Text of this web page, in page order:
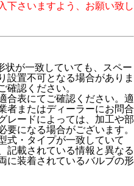
下さいますよう、お願い致し
が一致していても、スペー
設置不可となる場合がありま
確認ください。
合表にてご確認ください。適
者またはディーラーにお問合
レードによっては、加工や部
になる場合がございます。
式・タイプが一致していて
記載されている情報と異なる
に装着されているバルブの形